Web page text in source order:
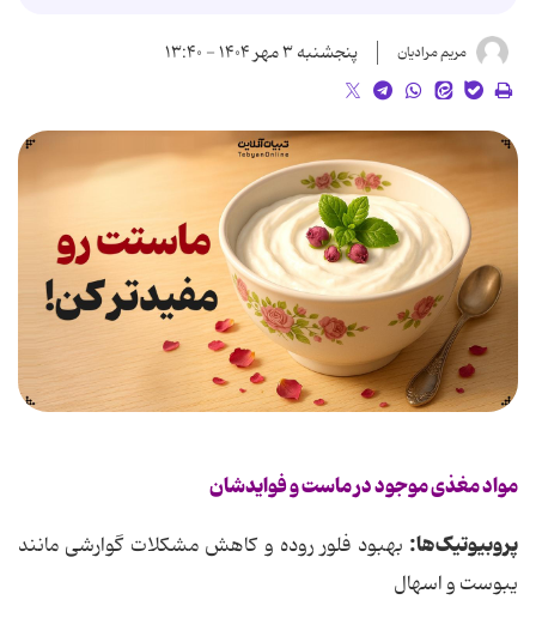
مریم مرادیان پنجشنبه ۳ مهر ۱۴۰۴ - ۱۳:۴۰
مواد مغذی موجود در ماست و فوایدشان
پروبیوتیک‌ها: بهبود فلور روده و کاهش مشکلات گوارشی مانند
یبوست و اسهال